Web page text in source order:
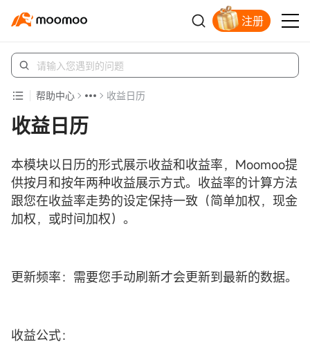
注册
帮助中心 收益日历
收益日历
本模块以日历的形式展示收益和收益率，Moomoo提
供按月和按年两种收益展示方式。收益率的计算方法
跟您在收益率走势的设定保持一致（简单加权，现金
加权，或时间加权）。
更新频率：需要您手动刷新才会更新到最新的数据。
收益公式：